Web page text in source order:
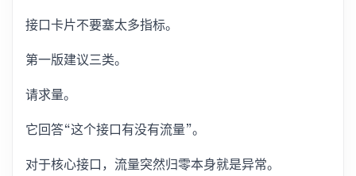
接口卡片不要塞太多指标。
第一版建议三类。
请求量。
它回答“这个接口有没有流量”。
对于核心接口，流量突然归零本身就是异常。